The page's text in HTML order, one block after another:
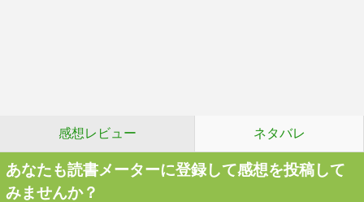
感想レビュー ネタバレ
あなたも読書メーターに登録して感想を投稿して
みませんか？